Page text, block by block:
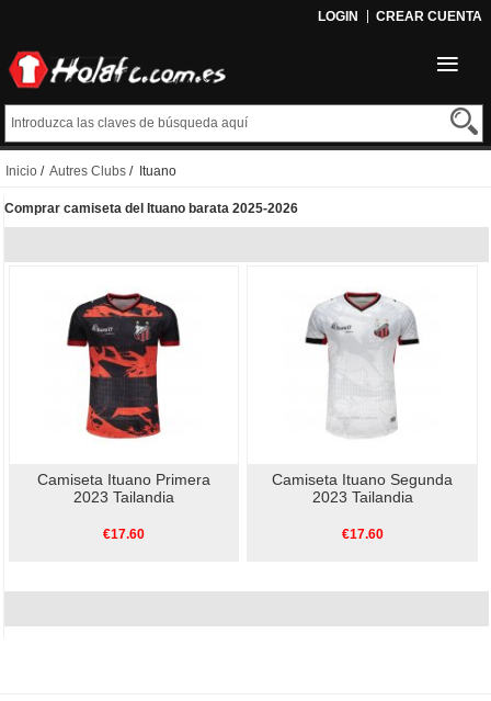
LOGIN CREAR CUENTA
Inicio / Autres Clubs / Ituano
Comprar camiseta del Ituano barata 2025-2026
Camiseta Ituano Primera
2023 Tailandia
€17.60
Camiseta Ituano Segunda
2023 Tailandia
€17.60